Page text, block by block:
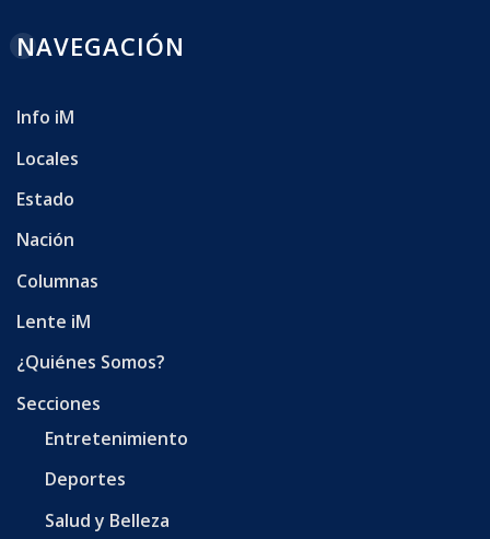
NAVEGACIÓN
Info iM
Locales
Estado
Nación
Columnas
Lente iM
¿Quiénes Somos?
Secciones
Entretenimiento
Deportes
Salud y Belleza